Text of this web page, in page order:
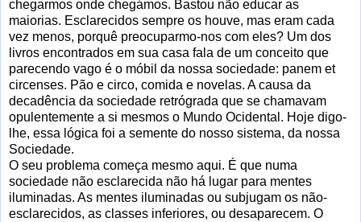
chegarmos onde chegámos. Bastou não educar as
maiorias. Esclarecidos sempre os houve, mas eram cada
vez menos, porquê preocuparmo-nos com eles? Um dos
livros encontrados em sua casa fala de um conceito que
parecendo vago é o móbil da nossa sociedade: panem et
circenses. Pão e circo, comida e novelas. A causa da
decadência da sociedade retrógrada que se chamavam
opulentemente a si mesmos o Mundo Ocidental. Hoje digo-
lhe, essa lógica foi a semente do nosso sistema, da nossa
Sociedade.
O seu problema começa mesmo aqui. É que numa
sociedade não esclarecida não há lugar para mentes
iluminadas. As mentes iluminadas ou subjugam os não-
esclarecidos, as classes inferiores, ou desaparecem. O